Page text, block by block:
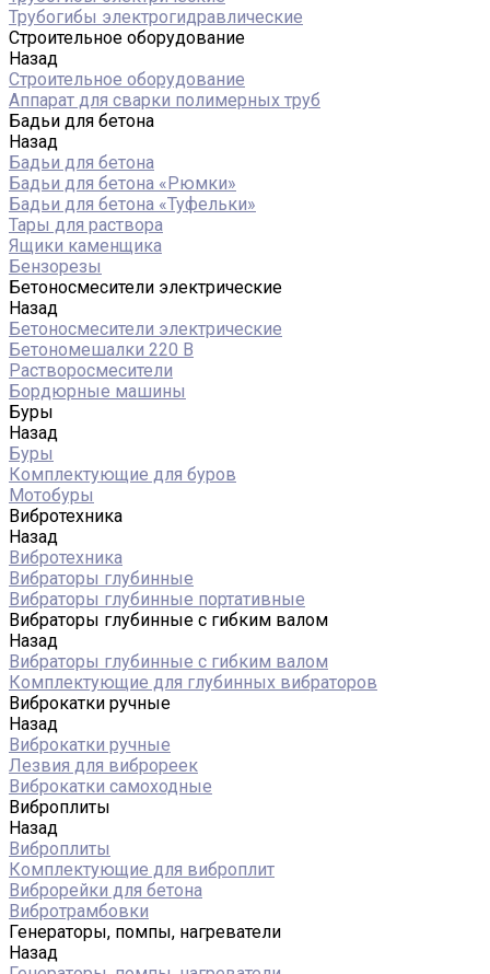
Трубогибы электрогидравлические
Строительное оборудование
Назад
Строительное оборудование
Аппарат для сварки полимерных труб
Бадьи для бетона
Назад
Бадьи для бетона
Бадьи для бетона «Рюмки»
Бадьи для бетона «Туфельки»
Тары для раствора
Ящики каменщика
Бензорезы
Бетоносмесители электрические
Назад
Бетоносмесители электрические
Бетономешалки 220 В
Растворосмесители
Бордюрные машины
Буры
Назад
Буры
Комплектующие для буров
Мотобуры
Вибротехника
Назад
Вибротехника
Вибраторы глубинные
Вибраторы глубинные портативные
Вибраторы глубинные с гибким валом
Назад
Вибраторы глубинные с гибким валом
Комплектующие для глубинных вибраторов
Виброкатки ручные
Назад
Виброкатки ручные
Лезвия для виброреек
Виброкатки самоходные
Виброплиты
Назад
Виброплиты
Комплектующие для виброплит
Виброрейки для бетона
Вибротрамбовки
Генераторы, помпы, нагреватели
Назад